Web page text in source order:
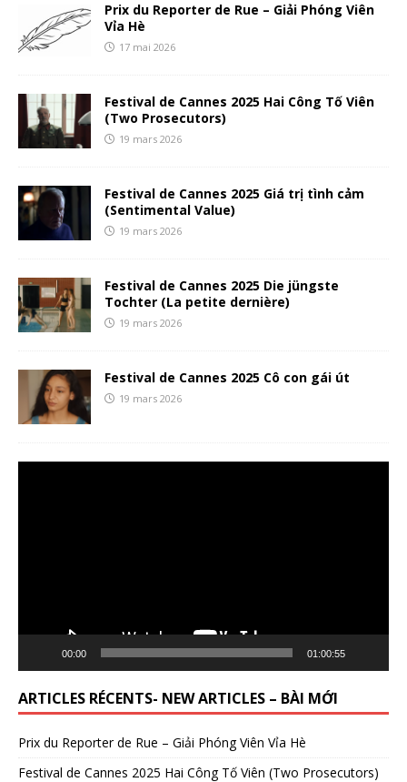
Prix du Reporter de Rue – Giải Phóng Viên
Vỉa Hè
17 mai 2026
Festival de Cannes 2025 Hai Công Tố Viên
(Two Prosecutors)
19 mars 2026
Festival de Cannes 2025 Giá trị tình cảm
(Sentimental Value)
19 mars 2026
Festival de Cannes 2025 Die jüngste
Tochter (La petite dernière)
19 mars 2026
Festival de Cannes 2025 Cô con gái út
19 mars 2026
00:00 01:00:55
ARTICLES RÉCENTS- NEW ARTICLES – BÀI MỚI
Prix du Reporter de Rue – Giải Phóng Viên Vỉa Hè
Festival de Cannes 2025 Hai Công Tố Viên (Two Prosecutors)